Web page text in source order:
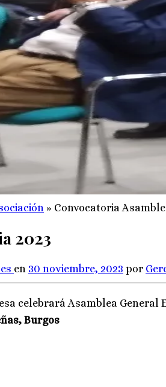
» Convocatoria
2023
en 30 noviembre, 2023 por
celebrará Asamblea General
Burgos